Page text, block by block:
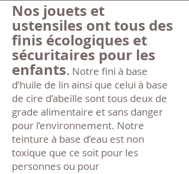
Nos jouets et
ustensiles ont tous des
finis écologiques et
sécuritaires pour les
enfants. Notre fini à base
d’huile de lin ainsi que celui à base
de cire d’abeille sont tous deux de
grade alimentaire et sans danger
pour l’environnement. Notre
teinture à base d’eau est non
toxique que ce soit pour les
personnes ou pour